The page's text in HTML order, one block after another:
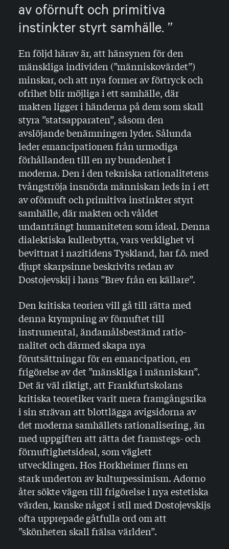
av oförnuft och primitiva
instinkter styrt samhälle.
En följd härav är, att hänsynen för den
mänskliga individen (”människovärdet”)
minskar, och att nya former av för­tryck och
ofrihet blir möjliga i ett samhälle, där
makten ligger i händerna på dem som skall
styra ”statsapparaten”, såsom den
avslöjande benämningen lyder. Sålunda
leder emancipationen från urmodiga
förhållanden till en ny bundenhet i
moderna. Den i den tekniska rationalitetens
tvångströja insnörda människan leds in i ett
av oförnuft och primitiva instinkter styrt
samhälle, där makten och våldet
undanträngt humaniteten som ideal. Denna
dialektiska kullerbytta, vars verklighet vi
bevittnat i nazitidens Tysk­land, har f.ö. med
djupt skarpsinne beskrivits redan av
Dostojevskij i hans ”Brev från en källare”.
Den kritiska teorien vill gå till rätta med
denna krymp­ning av förnuftet till
instrumental, ändamålsbestämd ratio­
nalitet och därmed skapa nya
förutsättningar för en emancipation, en
frigörelse av det ”mänskliga i männi­skan”.
Det är väl riktigt, att Frankfurtskolans
kritiska teoretiker varit mera framgångsrika
i sin strävan att blottlägga avigsidorna av
det moderna samhällets rationali­sering, än
med uppgiften att rätta det framstegs- och
förnuftighetsideal, som väglett
utvecklingen. Hos Horkhei­mer finns en
stark underton av kulturpessimism. Adorno
åter sökte vägen till frigörelse i nya estetiska
värden, kanske något i stil med Dostojevskijs
ofta upprepade gåtfulla ord om att
”skönheten skall frälsa världen”.